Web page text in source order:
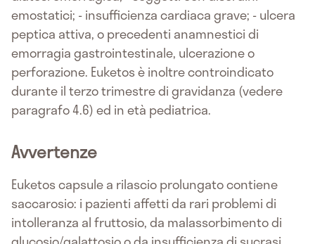
emostatici; - insufficienza cardiaca grave; - ulcera
peptica attiva, o precedenti anamnestici di
emorragia gastrointestinale, ulcerazione o
perforazione. Euketos è inoltre controindicato
durante il terzo trimestre di gravidanza (vedere
paragrafo 4.6) ed in età pediatrica.
Avvertenze
Euketos capsule a rilascio prolungato contiene
saccarosio: i pazienti affetti da rari problemi di
intolleranza al fruttosio, da malassorbimento di